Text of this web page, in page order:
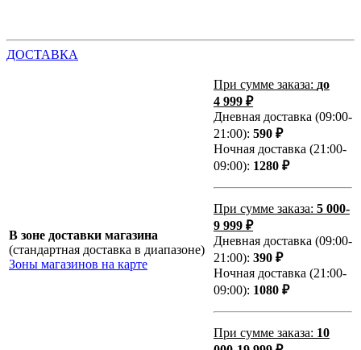
ДОСТАВКА
В зоне доставки магазина
(стандартная доставка в диапазоне)
Зоны магазинов на карте
При сумме заказа: до
4 999 ₽
Дневная доставка (09:00-
21:00): 590 ₽
Ночная доставка (21:00-
09:00): 1280 ₽
При сумме заказа: 5 000-
9 999 ₽
Дневная доставка (09:00-
21:00): 390 ₽
Ночная доставка (21:00-
09:00): 1080 ₽
При сумме заказа: 10